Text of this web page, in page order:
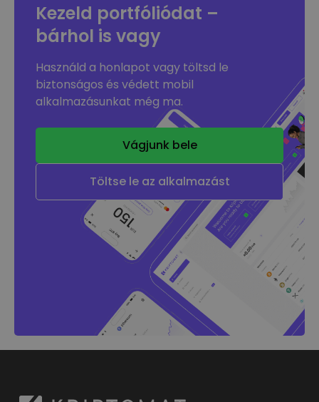
Kezeld portfóliódat –
bárhol is vagy
Használd a honlapot vagy töltsd le
biztonságos és védett mobil
alkalmazásunkat még ma.
Vágjunk bele
Töltse le az alkalmazást